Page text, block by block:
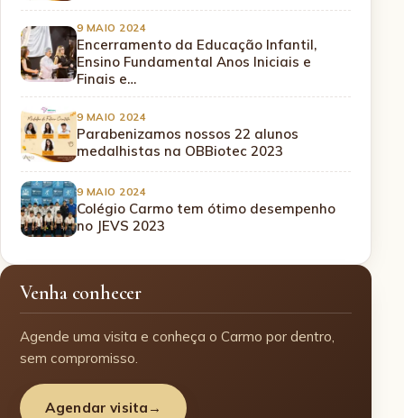
9 MAIO 2024
Encerramento da Educação Infantil,
Ensino Fundamental Anos Iniciais e
Finais e…
9 MAIO 2024
Parabenizamos nossos 22 alunos
medalhistas na OBBiotec 2023
9 MAIO 2024
Colégio Carmo tem ótimo desempenho
no JEVS 2023
Venha conhecer
Agende uma visita e conheça o Carmo por dentro,
sem compromisso.
Agendar visita →